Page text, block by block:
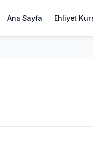
Ana Sayfa Ehliyet